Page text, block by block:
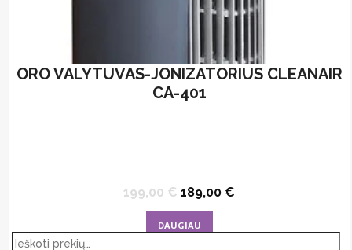
ORO VALYTUVAS-JONIZATORIUS CLEANAIR
CA-401
199,00€ Original
price
199,00 €.
189,00 €
189,00 €.
DAUGIAU